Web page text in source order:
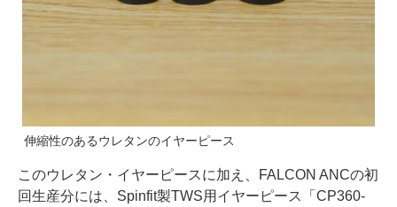
伸縮性のあるウレタンのイヤーピース
このウレタン・イヤーピースに加え、FALCON ANCの初
回生産分には、Spinfit製TWS用イヤーピース「CP360-